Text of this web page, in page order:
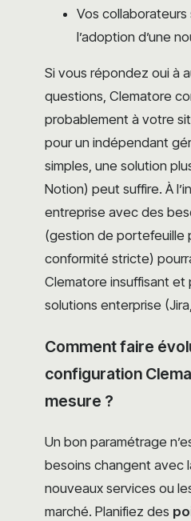
Vos
l’adoption d’une
Si vous répondez oui à
questions, Clematore
probablement à votre
pour un indépendant
simples, une solution
Notion) peut suffire. À
entreprise avec des
(gestion de portefeuille
conformité stricte)
Clematore insuffisant et
solutions enterprise
Comment faire
configuration
mesure ?
Un bon paramétrage
besoins changent avec
nouveaux services ou
marché. Planifiez des